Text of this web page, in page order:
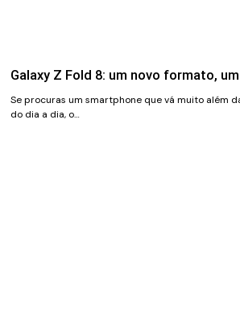
Galaxy Z Fold 8: um novo formato,
Se procuras um smartphone que vá muito além
do dia a dia, o…